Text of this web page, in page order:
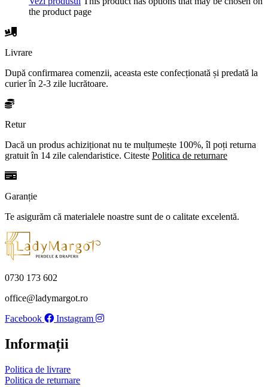
the product page
Livrare
După confirmarea comenzii, aceasta este confecționată și predată la
curier în 2-3 zile lucrătoare.
Retur
Dacă un produs achiziționat nu te mulțumește 100%, îl poți returna
gratuit în 14 zile calendaristice. Citeste Politica de returnare
Garanție
Te asigurăm că materialele noastre sunt de o calitate excelentă.
0730 173 602
office@ladymargot.ro
Facebook
Instagram
Informații
Politica de livrare
Politica de returnare